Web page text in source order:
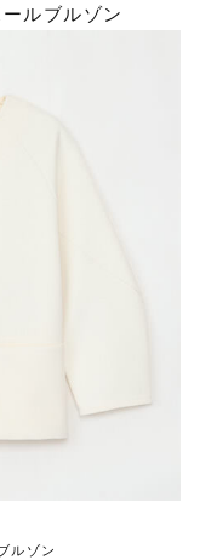
ルブルゾン
ルゾン